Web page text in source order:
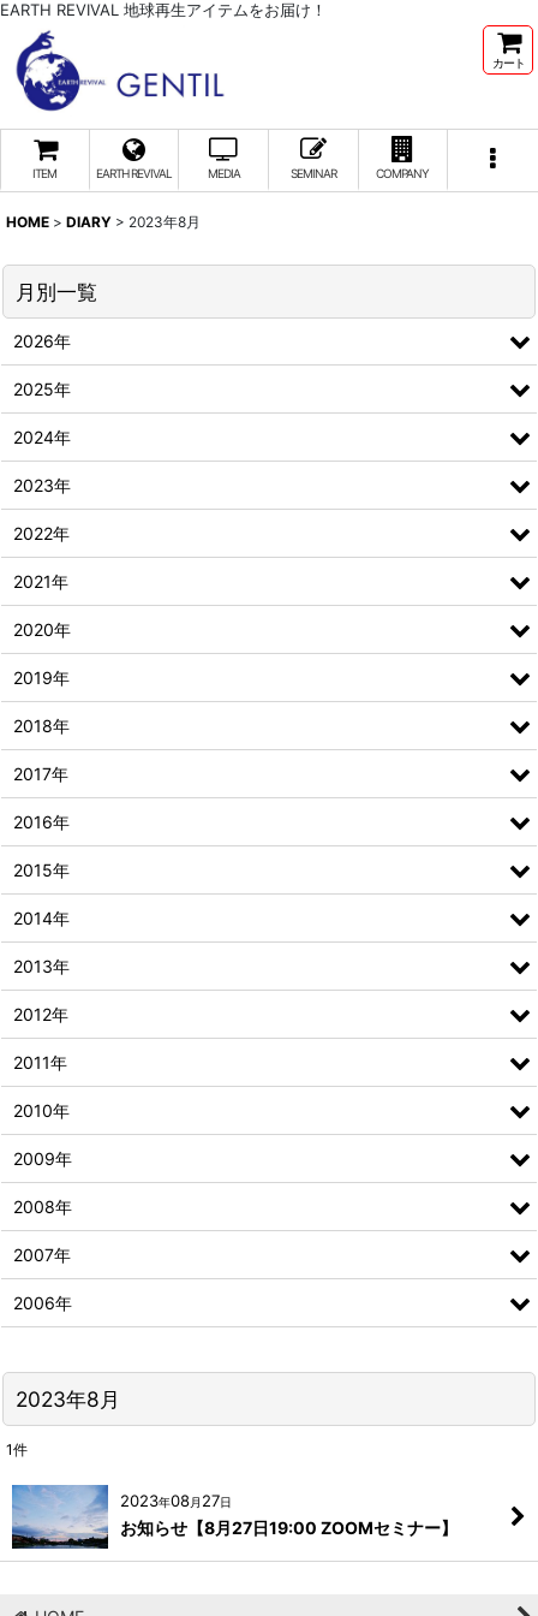
EARTH REVIVAL 地球再生アイテムをお届け！
カート
ITEM EARTH REVIVAL MEDIA SEMINAR COMPANY
HOME > DIARY > 2023年8月
2023年8月
1件
2023年08月 27日
お知らせ【8月27日19:00 ZOOMセミナー】
月別一覧
2026年
2025年
2024年
2023年
2022年
2021年
2020年
2019年
2018年
2017年
2016年
2015年
2014年
2013年
2012年
2011年
2010年
2009年
2008年
2007年
2006年